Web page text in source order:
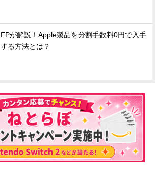
FPが解説！Apple製品を分割手数料0円で入手
する方法とは？